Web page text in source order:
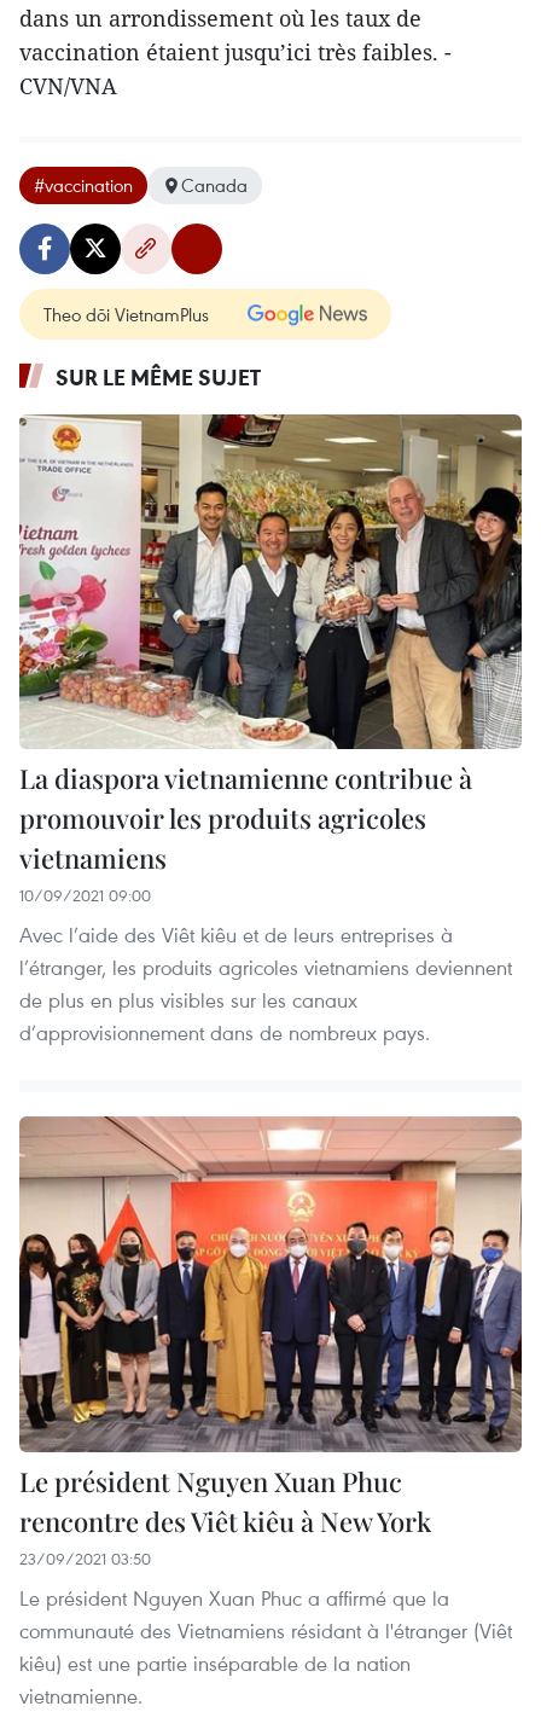
dans un arrondissement où les taux de
vaccination étaient jusqu’ici très faibles. -
CVN/VNA
#vaccination Canada
Theo dõi VietnamPlus
SUR LE MÊME SUJET
La diaspora vietnamienne contribue à
promouvoir les produits agricoles
vietnamiens
10/09/2021 09:00
Avec l’aide des Viêt kiêu et de leurs entreprises à
l’étranger, les produits agricoles vietnamiens deviennent
de plus en plus visibles sur les canaux
d’approvisionnement dans de nombreux pays.
Le président Nguyen Xuan Phuc
rencontre des Viêt kiêu à New York
23/09/2021 03:50
Le président Nguyen Xuan Phuc a affirmé que la
communauté des Vietnamiens résidant à l'étranger (Viêt
kiêu) est une partie inséparable de la nation
vietnamienne.